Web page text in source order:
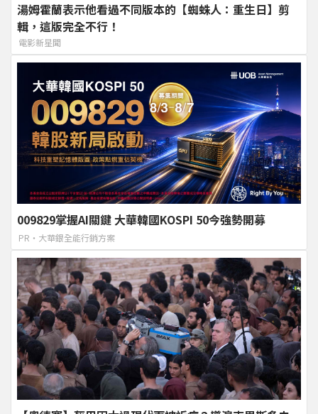
湯姆霍蘭表示他看過不同版本的【蜘蛛人：重生日】剪
輯，這版完全不行！
電影新星聞
009829掌握AI關鍵 大華韓國KOSPI 50今強勢開募
PR・大華銀全能行銷方案